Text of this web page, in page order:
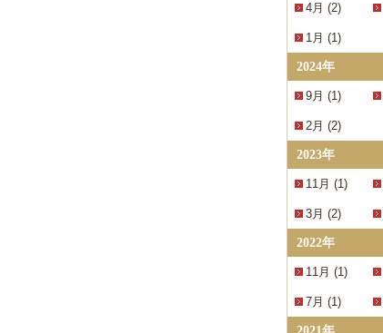
4月 (2)
1月 (1)
2024年
9月 (1)
2月 (2)
2023年
11月 (1)
3月 (2)
2022年
11月 (1)
7月 (1)